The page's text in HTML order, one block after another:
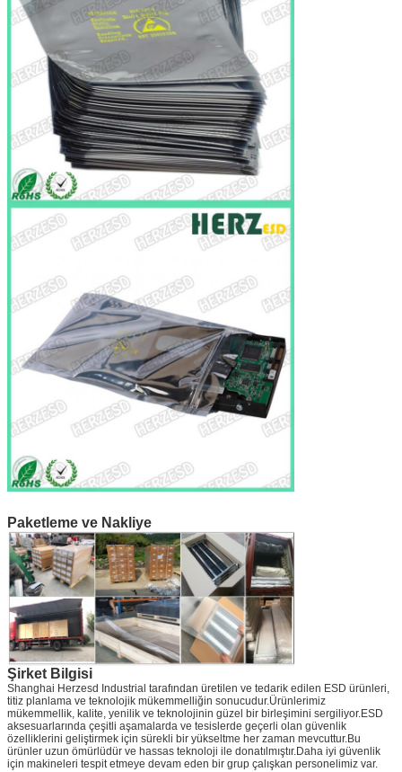
Paketleme ve Nakliye
Şirket Bilgisi
Shanghai Herzesd Industrial tarafından üretilen ve tedarik edilen ESD ürünleri,
titiz planlama ve teknolojik mükemmelliğin sonucudur.Ürünlerimiz
mükemmellik, kalite, yenilik ve teknolojinin güzel bir birleşimini sergiliyor.ESD
aksesuarlarında çeşitli aşamalarda ve tesislerde geçerli olan güvenlik
özelliklerini geliştirmek için sürekli bir yükseltme her zaman mevcuttur.Bu
ürünler uzun ömürlüdür ve hassas teknoloji ile donatılmıştır.Daha iyi güvenlik
için makineleri tespit etmeye devam eden bir grup çalışkan personelimiz var.